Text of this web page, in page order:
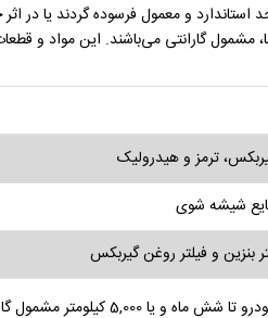
از حد استاندارد و معمول فرسوده گردند
گارانتی می‌باشند. این مواد و
ترمز و هیدرولیک
شیشه ‌شوی
بنزین و فیلتر روغن گیربکس